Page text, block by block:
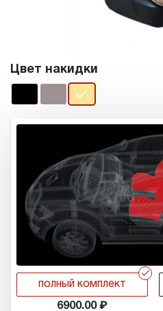
Цвет накидки
r
полный комплект
6900.00